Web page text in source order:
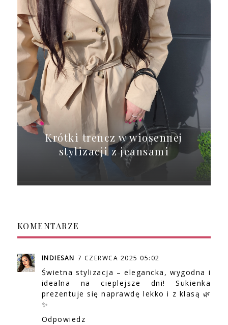
Krótki trencz w wiosennej
stylizacji z jeansami
KOMENTARZE
INDIESAN 7 CZERWCA 2025 05:02
Świetna stylizacja – elegancka, wygodna i
idealna na cieplejsze dni! Sukienka
prezentuje się naprawdę lekko i z klasą 🌿
✨
Odpowiedz